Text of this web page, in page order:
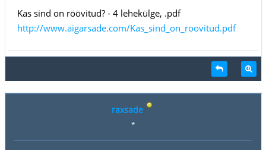
Kas sind on röövitud? - 4 lehekülge, .pdf
http://www.aigarsade.com/Kas_sind_on_roovitud.pdf
raxsade
*